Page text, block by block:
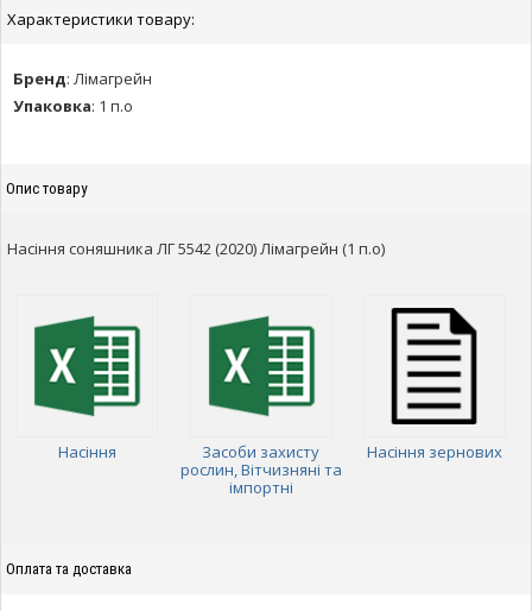
Характеристики товару:
Бренд: Лімагрейн
Упаковка: 1 п.о
Опис товару
Насіння соняшника ЛГ 5542 (2020) Лімагрейн (1 п.о)
Насіння
Засоби захисту
рослин, Вітчизняні та
імпортні
Насіння зернових
Оплата та доставка